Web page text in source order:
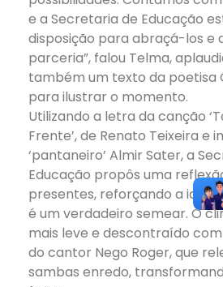
e a Secretaria de Educação
disposição para abraçá-los e
parceria”, falou Telma,
também um texto da poetisa
para ilustrar o momento.
Utilizando a letra da canção
Frente’, de Renato Teixeira e
‘pantaneiro’ Almir Sater, a
Educação propôs uma
presentes, reforçando a ideia
é um verdadeiro semear. O
mais leve e descontraído
do cantor Nego Roger, que
sambas enredo,